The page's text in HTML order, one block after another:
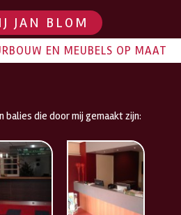
JAN BLOM
EN MEUBELS OP MAAT
balies die door mij gemaakt zijn: